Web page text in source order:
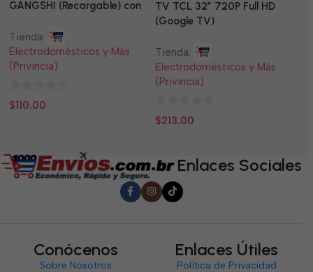
GANGSHI (Recargable) con
Tienda:
Electrodomésticos y Más
(Privincia)
0
$110.00
TV TCL 32” 720P Full HD
(Google TV)
Tienda:
Electrodomésticos y Más
(Privincia)
0
$213.00
Enlaces Sociales
Conócenos
Sobre Nosotros
Enlaces Útiles
Política de Privacidad